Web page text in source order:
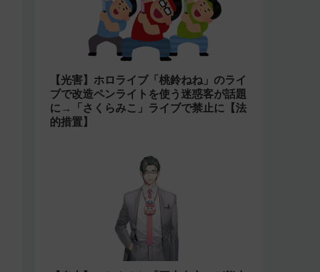
【賛否両論】にじ甲2026で七瀬すず菜
くるがライバーを使い切ってたのでベン
チに→ルールが急遽変更されライバーの
転生が可能に
【話題性重視】芸人ラランド「サーヤ」
が主人公声優で炎上した『THE